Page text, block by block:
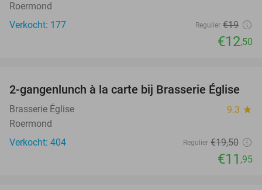
Roermond
Verkocht: 177
Regulier €19
€12,50
39%
2-gangenlunch à la carte bij Brasserie Église
Brasserie Église 9.3 star
Roermond
Verkocht: 404
Regulier €19,50
€11 ,95